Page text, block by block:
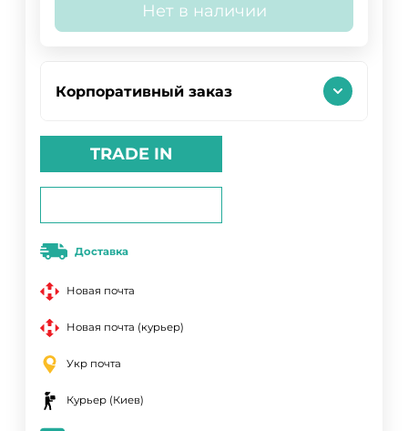
Нет в наличии
Корпоративный заказ
TRADE IN
Доставка
Новая почта
Новая почта (курьер)
Укр почта
Курьер (Киев)